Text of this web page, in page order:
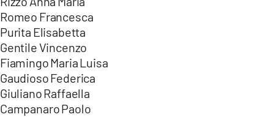
Romeo Francesca
Purita Elisabetta
Gentile Vincenzo
Fiamingo Maria Luisa
Gaudioso Federica
Giuliano Raffaella
Campanaro Paolo